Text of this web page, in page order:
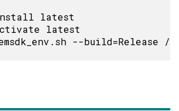
latest
latest